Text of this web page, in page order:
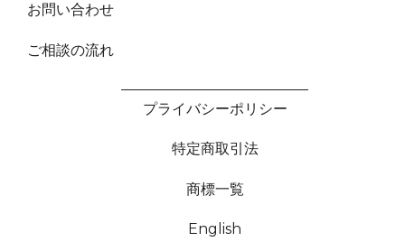
お問い合わせ
ご相談の流れ
プライバシーポリシー
特定商取引法
商標一覧
English